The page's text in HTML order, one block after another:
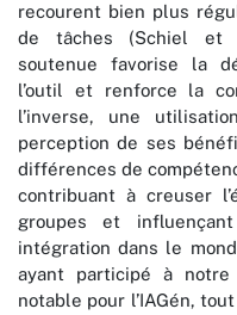
recourent bien plus
de tâches (Schiel et
soutenue favorise la
l’outil et renforce la
l’inverse, une
perception de ses
différences de
contribuant à creuser
groupes et
intégration dans le
ayant participé à
notable pour l’IAGén,